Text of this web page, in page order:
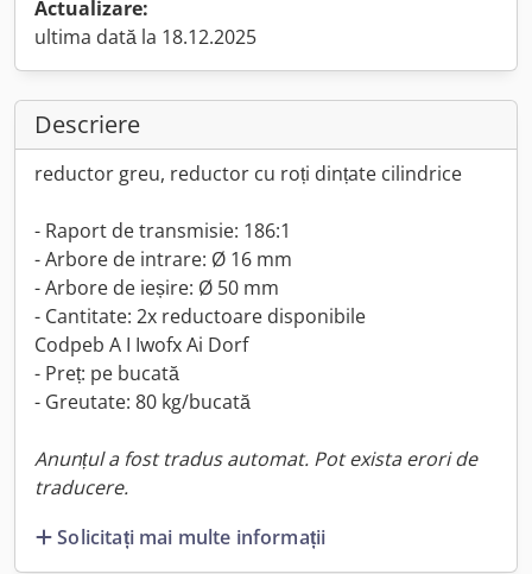
Actualizare:
ultima dată la 18.12.2025
Descriere
reductor greu, reductor cu roți dințate cilindrice
- Raport de transmisie: 186:1
- Arbore de intrare: Ø 16 mm
- Arbore de ieșire: Ø 50 mm
- Cantitate: 2x reductoare disponibile
Codpeb A I Iwofx Ai Dorf
- Preț: pe bucată
- Greutate: 80 kg/bucată
Anunțul a fost tradus automat. Pot exista erori de
traducere.
Solicitați mai multe informații